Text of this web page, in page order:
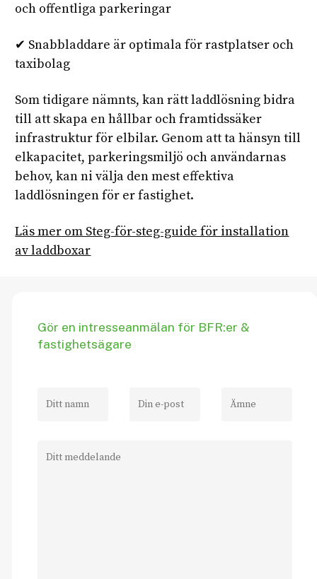
och offentliga parkeringar
✔ Snabbladdare är optimala för rastplatser och
taxibolag
Som tidigare nämnts, kan rätt laddlösning bidra
till att skapa en hållbar och framtidssäker
infrastruktur för elbilar. Genom att ta hänsyn till
elkapacitet, parkeringsmiljö och användarnas
behov, kan ni välja den mest effektiva
laddlösningen för er fastighet.
Läs mer om Steg-för-steg-guide för installation
av laddboxar
Gör en intresseanmälan för BFR:er &
fastighetsägare